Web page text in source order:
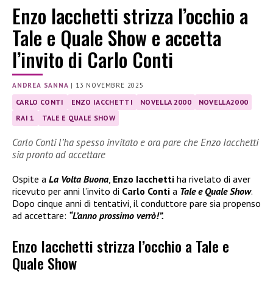
Enzo Iacchetti strizza l’occhio a
Tale e Quale Show e accetta
l’invito di Carlo Conti
ANDREA SANNA | 13 NOVEMBRE 2025
CARLO CONTI ENZO IACCHETTI NOVELLA 2000
NOVELLA2000
RAI 1
TALE E QUALE SHOW
Carlo Conti l’ha spesso invitato e ora pare che Enzo Iacchetti
sia pronto ad accettare
Ospite a La Volta Buona Enzo Iacchetti ha rivelato di aver
ricevuto per anni l’invito di Carlo Conti a Tale e Quale Show.
Dopo cinque anni di tentativi, il conduttore pare sia propenso
ad accettare: “L’anno prossimo verrò!”.
Enzo Iacchetti strizza l’occhio a Tale e
Quale Show